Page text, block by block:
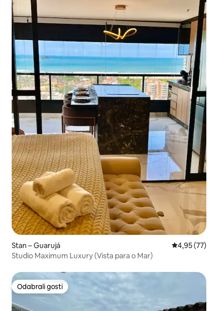
Stan – Guarujá Prosječna
4,95 (77)
Studio Maximum Luxury (Vista para o Mar)
Odabrali gosti
Odabrali gosti